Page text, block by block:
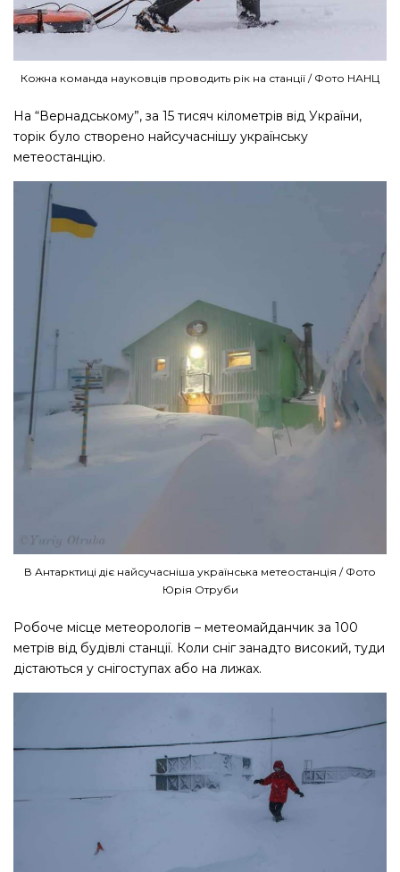
Кожна команда науковців проводить рік на станції / Фото НАНЦ
На “Вернадському”, за 15 тисяч кілометрів від України,
торік було створено найсучаснішу українську
метеостанцію.
В Антарктиці діє найсучасніша українська метеостанція / Фото
Юрія Отруби
Робоче місце метеорологів – метеомайданчик за 100
метрів від будівлі станції. Коли сніг занадто високий, туди
дістаються у снігоступах або на лижах.